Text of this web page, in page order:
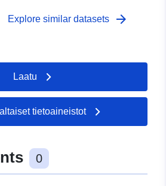
Explore similar datasets arrow_forward
Laatu
tietoaineistot
0